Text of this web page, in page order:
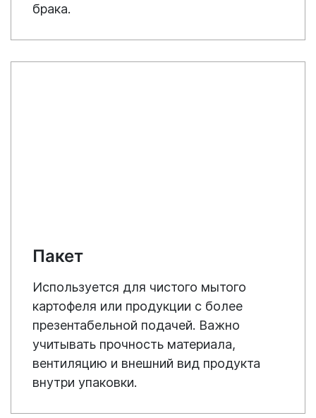
брака.
Пакет
Используется для чистого мытого
картофеля или продукции с более
презентабельной подачей. Важно
учитывать прочность материала,
вентиляцию и внешний вид продукта
внутри упаковки.